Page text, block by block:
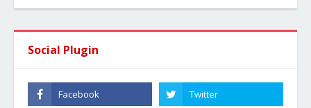
Social Plugin